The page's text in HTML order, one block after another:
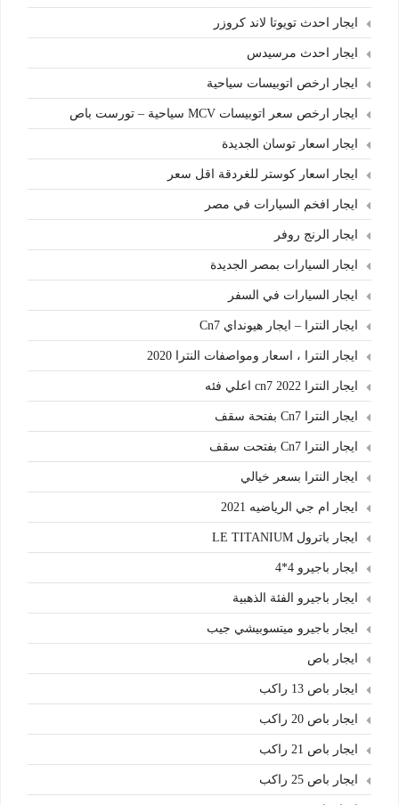
ايجار احدث تويوتا لاند كروزر
ايجار احدث مرسيدس
ايجار ارخص اتوبيسات سياحية
ايجار ارخص سعر اتوبيسات MCV سياحية – تورست باص
ايجار اسعار توسان الجديدة
ايجار اسعار كوستر للغردقة اقل سعر
ايجار افخم السيارات في مصر
ايجار الرنج روفر
ايجار السيارات بمصر الجديدة
ايجار السيارات في السفر
ايجار النترا – ايجار هيونداي Cn7
ايجار النترا ، اسعار ومواصفات النترا 2020
ايجار النترا cn7 2022 اعلي فئه
ايجار النترا Cn7 بفتحة سقف
ايجار النترا Cn7 بفتحت سقف
ايجار النترا بسعر خيالي
ايجار ام جي الرياضيه 2021
ايجار باترول LE TITANIUM
ايجار باجيرو 4*4
ايجار باجيرو الفئة الذهبية
ايجار باجيرو ميتسوبيشي جيب
ايجار باص
ايجار باص 13 راكب
ايجار باص 20 راكب
ايجار باص 21 راكب
ايجار باص 25 راكب